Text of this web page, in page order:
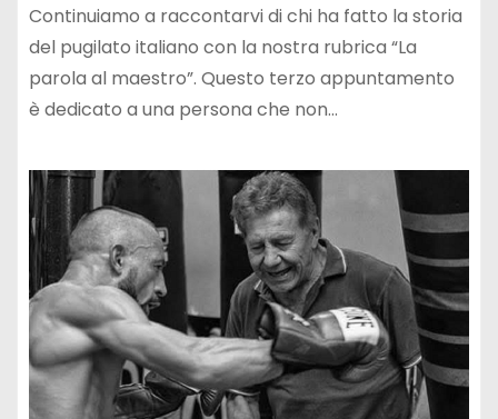
Continuiamo a raccontarvi di chi ha fatto la storia
del pugilato italiano con la nostra rubrica “La
parola al maestro”. Questo terzo appuntamento
è dedicato a una persona che non…